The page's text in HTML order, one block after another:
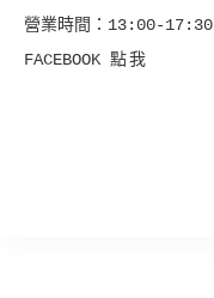
營業時間： 13:00-17:30
FACEBOOK 點我